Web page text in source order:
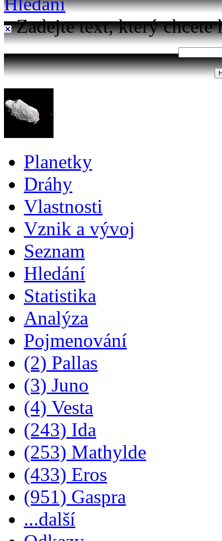
Zadejte text, který chcete
Planetky
Dráhy
Vlastnosti
Vznik a vývoj
Seznam
Hledání
Statistika
Analýza
Pojmenování
(2) Pallas
(3) Juno
(4) Vesta
(243) Ida
(253) Mathylde
(433) Eros
(951) Gaspra
...další